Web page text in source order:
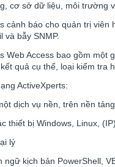
cơ sở dữ liệu, môi trường
cảnh báo cho quản trị
và bẫy SNMP.
Web Access bao gồm một
quả cụ thể, loại kiểm tra
ActiveXperts:
dịch vụ nền, trên nền
thiết bị Windows, Linux,
lý
ngữ kịch bản PowerShell,